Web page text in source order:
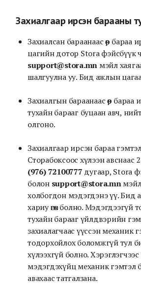
Захиалгаар ирсэн барааны
Захиалсан бараанаас өөр бараа
цагийн дотор Stora фэйсбүүк
support@stora.mn мэйл
шалгуулна уу. Бид ажлын
Захиалгын бараанаас өөр
тухайн барааг буцаан авч, нийт
олгоно.
Захиалгаар ирсэн бараа
Сторабоксоос хүлээн авснаас
(976) 72100777 дугаар, Stora
болон support@stora.mnмэйл
холбогдон мэдэгдэнэ үү. Бид
хариу өгөх болно. Мэдэгдээгүй
тухайн барааг үйлдвэрийн
захиалагчаас үүссэн механик
тодорхойлох боломжгүй тул
хүлээхгүй болно.
мэдэгдэхүйц механик гэмтэл
авахаас татгалзана.